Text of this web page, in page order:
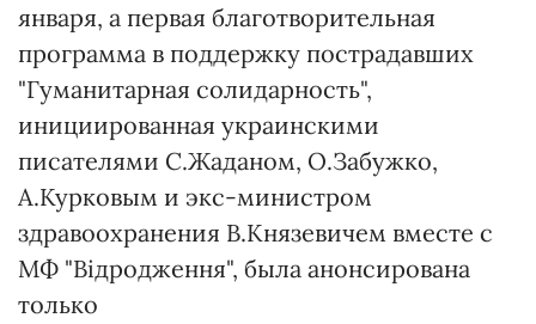
января, а первая благотворительная
программа в поддержку пострадавших
"Гуманитарная солидарность",
инициированная украинскими
писателями С.Жаданом, О.Забужко,
А.Курковым и экс-министром
здравоохранения В.Князевичем вместе с
МФ "Відродження", была анонсирована
только